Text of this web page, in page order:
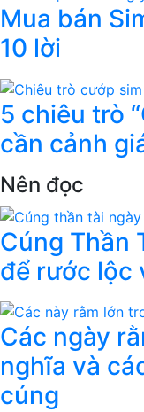
Mua bán
10 lời
5 chiêu trò
cần cảnh
Nên đọc
Cúng Thần
để rước lộc
Các ngày
nghĩa và
cúng